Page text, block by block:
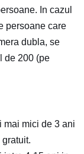
In cazul
persoane care
dubla, se
de 200 (pe
mai mici de 3 ani